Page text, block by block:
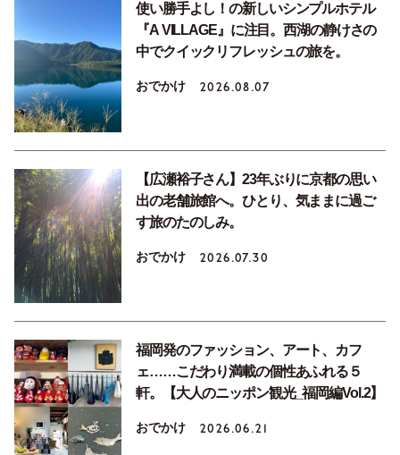
使い勝手よし！の新しいシンプルホテル
『A VILLAGE』に注目。西湖の静けさの
中でクイックリフレッシュの旅を。
おでかけ 2026.08.07
【広瀬裕子さん】23年ぶりに京都の思い
出の老舗旅館へ。ひとり、気ままに過ご
す旅のたのしみ。
おでかけ 2026.07.30
福岡発のファッション、アート、カフ
ェ……こだわり満載の個性あふれる５
軒。【大人のニッポン観光_福岡編Vol.2】
おでかけ 2026.06.21